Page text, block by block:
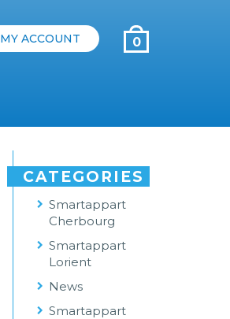
MY ACCOUNT 0
CATEGORIES
Smartappart
Cherbourg
Smartappart
Lorient
News
Smartappart